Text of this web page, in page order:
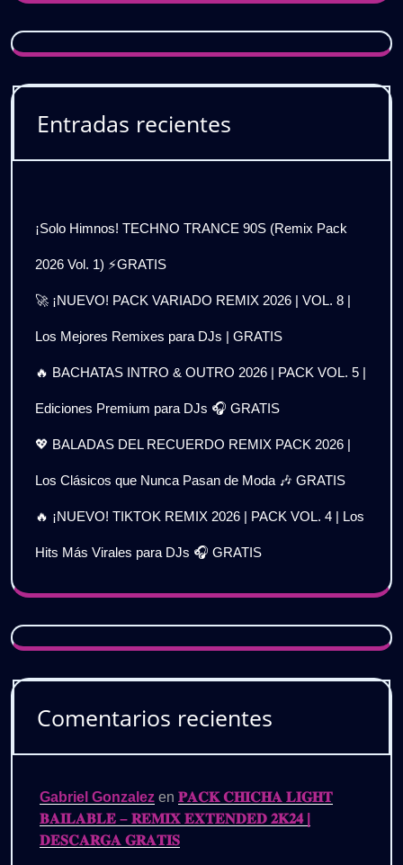
Entradas recientes
¡Solo Himnos! TECHNO TRANCE 90S (Remix Pack
2026 Vol. 1) ⚡GRATIS
🚀 ¡NUEVO! PACK VARIADO REMIX 2026 | VOL. 8 |
Los Mejores Remixes para DJs | GRATIS
🔥 BACHATAS INTRO & OUTRO 2026 | PACK VOL. 5 |
Ediciones Premium para DJs 🎧 GRATIS
💖 BALADAS DEL RECUERDO REMIX PACK 2026 |
Los Clásicos que Nunca Pasan de Moda 🎶 GRATIS
🔥 ¡NUEVO! TIKTOK REMIX 2026 | PACK VOL. 4 | Los
Hits Más Virales para DJs 🎧 GRATIS
Comentarios recientes
Gabriel Gonzalez en 𝐏𝐀𝐂𝐊 𝐂𝐇𝐈𝐂𝐇𝐀 𝐋𝐈𝐆𝐇𝐓
𝐁𝐀𝐈𝐋𝐀𝐁𝐋𝐄 – 𝐑𝐄𝐌𝐈𝐗 𝐄𝐗𝐓𝐄𝐍𝐃𝐄𝐃 𝟐𝐊𝟐𝟒 |
𝐃𝐄𝐒𝐂𝐀𝐑𝐆𝐀 𝐆𝐑𝐀𝐓𝐈𝐒